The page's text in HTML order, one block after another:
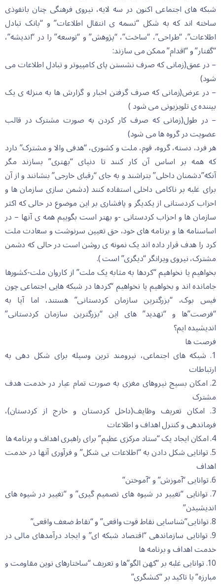
شبکه های اجتماعی اکنون در سه لایه، نیروی فرهنگی چنان بانفوذی
ساخته اند که به شکل “تسمه ی انتقال اطلاعات” و “بانک تبادل
اطلاعات”، “طراحی”، “ساخت”، “پژوهش” و “توسعه” را در “اندیشه”،
“گفتار” و “اقدام” ممکن می سازند:
– در عمق(زمانی که صرف نشستن پای کامپیوتر و تبادل اطلاعات می
شود)
– در عرض(زمانی که صرف گرفتن اخبار و گزارش ها به منزله ی یک
بیننده ی تلویزیونی می شود )
– در طول(زمانی که صرف کار کردن به صورت مشترک در قالب
عضویت در گروه ها می شود)
هر فرد، دسته، گروه، قوم، ملت و کشوری، “هدفی والا و مشترک” دارد
که همه بر اساس آن کار کنند تا دنیای “بهتری” بسازند مگر
آنکه”دشمنان داخلی” بتراشند و به جای “رقبای خارجی” بنشانند و از آن
برای غلبه بر ناکامی داخلی استفاده کنند (دشمن سازی سازمان ها و
احزاب کردستانی از یکدیگر و پافشاری بر این موضوع در حالی که اکثر
سازمان ها و احزاب کردستانی -و بهتر است بگوییم همه ی آنها – در
اساسنامه ها و برنامه های خود، حق تعیین سرنوشت و سعادت ملت
کرد را هدف قرار داده اند یک نمونه ی روشن است در حالی که دشمن
مشترک، نیروی ویرانگر “دیگری” است ).
بخواهیم یا نخواهیم “کردها به مثابه یک ملت” از کاروان ملت-کشورها
جامانده اند و بخواهیم یا نخواهیم “کردها در شبکه هایی اجتماعی چون
فیس بوک، “بزرگترین سازمان کردستانی” هستند، اما آیا به
“فرصت”ها و “تهدید” های این “بزرگترین سازمان کردستانی”
اندیشیده ایم؟
فرصت ها
1. شبکه های اجتماعی، نیرومند ترین وسیله برای شکل دهی به
ارتباطات
2. امکان بسیج نیروهای مغزی به صورت تمام عیار در خدمت هدف
مشترک
3. امکان تعریف وظایف(داخل کردستان و خارج از کردستان)،
فرماندهی و کنترل اهداف و اطلاعات
4. امکان ایجاد یک “ستاد مرکزی عظیم” برای راهبری اهداف و برنامه ها
5. توانایی شکل دادن به “اطلاعات بی شکل” و فرآوری آنها در خدمت
اهداف
6. توانایی “آموزش” و “آموختن”
7. توانایی “تغییر در شیوه های تصمیم گیری” و “تغییر در شیوه های
اندیشیدن”
8. توانایی”شناسایی نقاط قوت واقعی” و “نقاط ضعف واقعی”
9. توانایی سازماندهی “اقتصاد شبکه ای” و ایجاد درآمدهای مالی در
خدمت اهداف و برنامه ها
10. توانایی غلبه بر “کهن الگو”ها و تعریف “ساختارهای نوین مقاومت و
مبارزه” با تاکید بر “کنشگری”